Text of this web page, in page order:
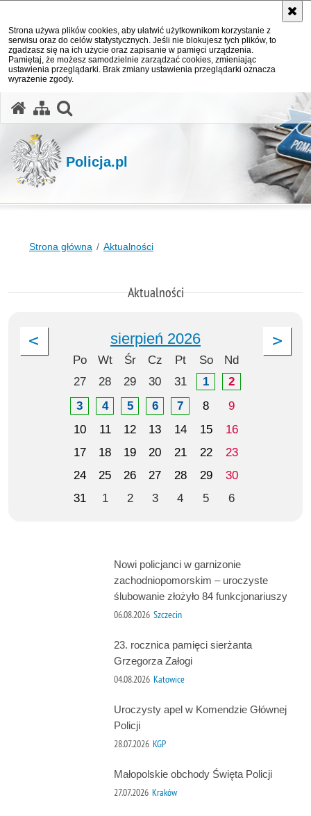
Strona używa plików cookies, aby ułatwić użytkownikom korzystanie z
serwisu oraz do celów statystycznych. Jeśli nie blokujesz tych plików, to
zgadzasz się na ich użycie oraz zapisanie w pamięci urządzenia.
Pamiętaj, że możesz samodzielnie zarządzać cookies, zmieniając
ustawienia przeglądarki. Brak zmiany ustawienia przeglądarki oznacza
wyrażenie zgody.
Policja.pl
Strona główna Aktualności
Aktualności
sierpień 2026
Po Wt Śr Cz Pt So
Nd
27
28 29 30 31 1
2
3
4 5 6 7 8
9
10
11 12 13 14 15
16
17
18 19 20 21 22
23
24
25 26 27 28 29
30
31
1 2 3 4 5 6
Nowi policjanci w garnizonie
zachodniopomorskim – uroczyste
ślubowanie złożyło 84 funkcjonariuszy
06.08.2026 Szczecin
23. rocznica pamięci sierżanta
Grzegorza Załogi
04.08.2026 Katowice
Uroczysty apel w Komendzie Głównej
Policji
28.07.2026 KGP
Małopolskie obchody Święta Policji
27.07.2026 Kraków